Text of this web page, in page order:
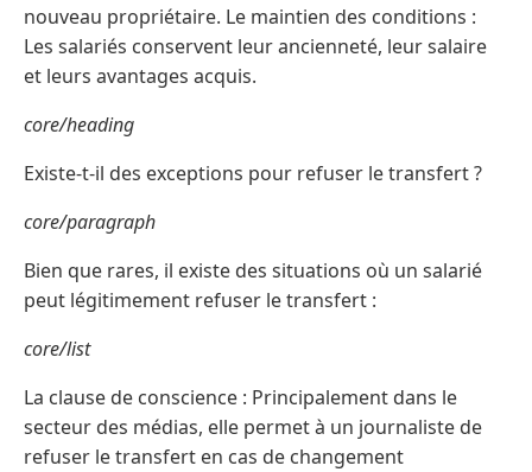
nouveau propriétaire. Le maintien des conditions :
Les salariés conservent leur ancienneté, leur salaire
et leurs avantages acquis.
core/heading
Existe-t-il des exceptions pour refuser le transfert ?
core/paragraph
Bien que rares, il existe des situations où un salarié
peut légitimement refuser le transfert :
core/list
La clause de conscience : Principalement dans le
secteur des médias, elle permet à un journaliste de
refuser le transfert en cas de changement